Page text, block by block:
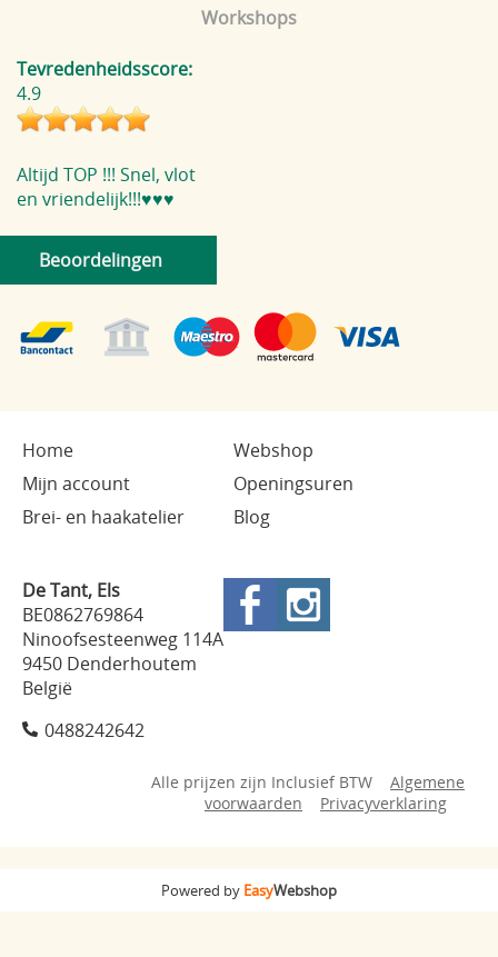
Workshops
Tevredenheidsscore:
4.9
Altijd TOP !!! Snel, vlot
en vriendelijk!!!♥️♥️♥️
Beoordelingen
Home
Webshop
Mijn account
Openingsuren
Brei- en haakatelier
Blog
De Tant, Els
BE0862769864
Ninoofsesteenweg 114A
9450 Denderhoutem
België
0488242642
Alle prijzen zijn Inclusief BTW
Algemene
voorwaarden
Privacyverklaring
Powered by EasyWebshop